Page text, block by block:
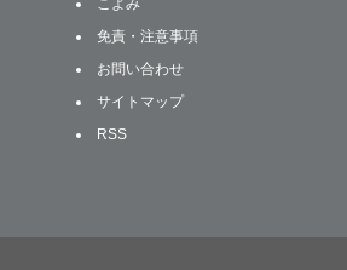
こよみ
免責・注意事項
お問い合わせ
サイトマップ
RSS